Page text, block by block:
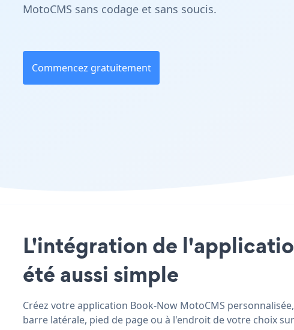
MotoCMS sans codage et sans soucis.
Commencez gratuitement
L'intégration de
été aussi simple
Créez votre application Book-Now MotoCMS
barre latérale, pied de page ou à l'endroit de votre choix